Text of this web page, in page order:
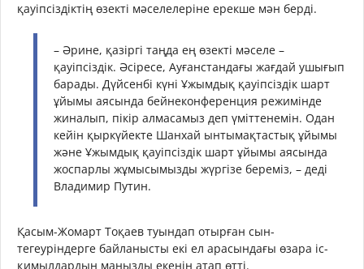
қауіпсіздіктің өзекті мәселелеріне ерекше мән берді.
– Әрине, қазіргі таңда ең өзекті мәселе –
қауіпсіздік. Әсіресе, Ауғанстандағы жағдай ушығып
барады. Дүйсенбі күні Ұжымдық қауіпсіздік шарт
ұйымы аясында бейнеконференция режимінде
жиналып, пікір алмасамыз деп үміттенемін. Одан
кейін қыркүйекте Шанхай ынтымақтастық ұйымы
және Ұжымдық қауіпсіздік шарт ұйымы аясында
жоспарлы жұмысымызды жүргізе береміз, – деді
Владимир Путин.
Қасым-Жомарт Тоқаев туындап отырған сын-
тегеуріндерге байланысты екі ел арасындағы өзара іс-
қимылдардың маңызды екенін атап өтті.